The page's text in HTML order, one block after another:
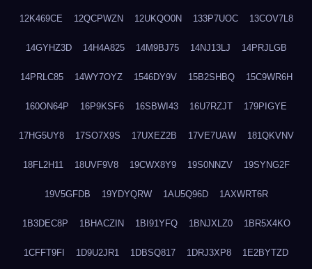
12K469CE 12QCPWZN 12UKQO0N 133P7UOC 13COV7L8
14GYHZ3D 14H4A825 14M9BJ75 14NJ13LJ 14PRJLGB
14PRLC85 14WY7OYZ 1546DY9V 15B2SHBQ 15C9WR6H
160ON64P 16P9KSF6 16SBWI43 16U7RZJT 179PIGYE
17HG5UY8 17SO7X9S 17UXEZ2B 17VE7UAW 181QKVNV
18FL2H11 18UVF9V8 19CWX8Y9 19S0NNZV 19SYNG2F
19V5GFDB 19YDYQRW 1AU5Q96D 1AXWRT6R
1B3DEC8P 1BHACZIN 1BI91YFQ 1BNJXLZ0 1BR5X4KO
1CFFT9FI 1D9U2JR1 1DBSQ817 1DRJ3XP8 1E2BYTZD